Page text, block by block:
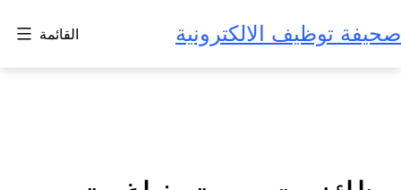
إلى
المحتوى
صحيفة توظيف الالكترونية القائمة